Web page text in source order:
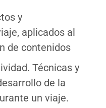
y
aplicados al
de contenidos
Técnicas y
de la
un viaje.